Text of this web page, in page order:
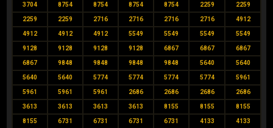
3704 8754 8754 8754 8754 2259 2259
2259 2259 2716 2716 2716 2716 4912
4912 4912 4912 5549 5549 5549 5549
9128 9128 9128 9128 6867 6867 6867
6867 9848 9848 9848 9848 5640 5640
5640 5640 5774 5774 5774 5774 5961
5961 5961 5961 2686 2686 2686 2686
3613 3613 3613 3613 8155 8155 8155
8155 6731 6731 6731 6731 4133 4133